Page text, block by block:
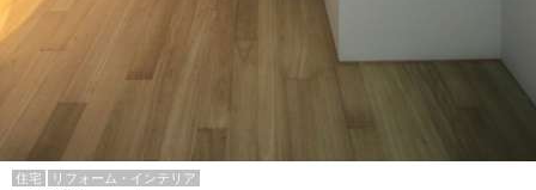
住宅 リフォーム・インテリア